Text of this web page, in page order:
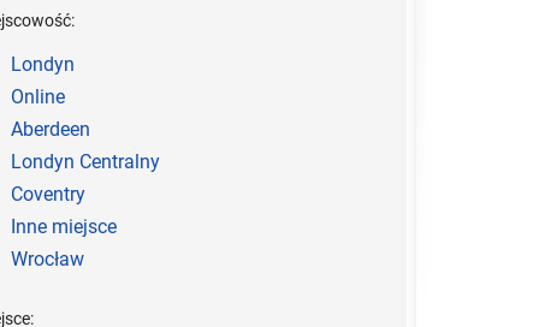
Londyn
Online
Aberdeen
Londyn Centralny
Coventry
Inne miejsce
Wrocław